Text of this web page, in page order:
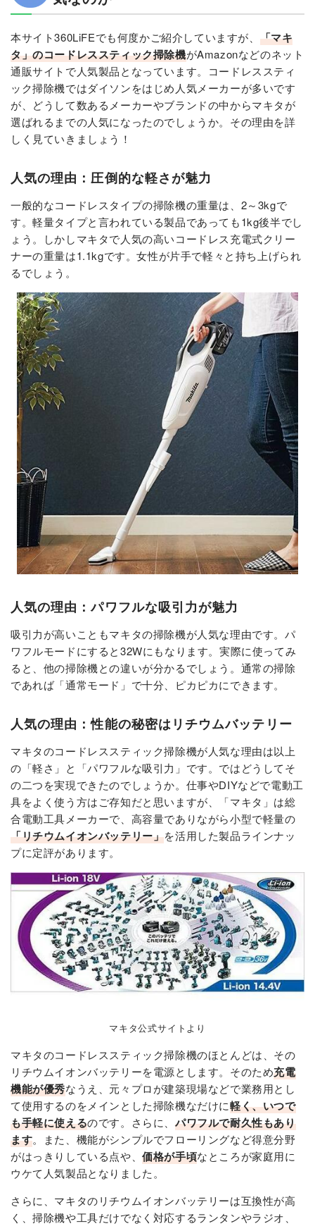
本サイト360LiFEでも何度かご紹介していますが、 「マキ
タ」のコードレススティック掃除機がAmazonなどのネット
通販サイトで人気製品となっています。コードレススティ
ック掃除機ではダイソンをはじめ人気メーカーが多いです
が、どうして数あるメーカーやブランドの中からマキタが
選ばれるまでの人気になったのでしょうか。その理由を詳
しく見ていきましょう！
人気の理由：圧倒的な軽さが魅力
一般的なコードレスタイプの掃除機の重量は、2～3kgで
す。軽量タイプと言われている製品であっても1kg後半でし
ょう。しかしマキタで人気の高いコードレス充電式クリー
ナーの重量は1.1kgです。女性が片手で軽々と持ち上げられ
るでしょう。
人気の理由：パワフルな吸引力が魅力
吸引力が高いこともマキタの掃除機が人気な理由です。パ
ワフルモードにすると32Wにもなります。実際に使ってみ
ると、他の掃除機との違いが分かるでしょう。通常の掃除
であれば「通常モード」で十分、ピカピカにできます。
人気の理由：性能の秘密はリチウムバッテリー
マキタのコードレススティック掃除機が人気な理由は以上
の「軽さ」と「パワフルな吸引力」です。ではどうしてそ
の二つを実現できたのでしょうか。仕事やDIYなどで電動工
具をよく使う方はご存知だと思いますが、「マキタ」は総
合電動工具メーカーで、高容量でありながら小型で軽量の
「リチウムイオンバッテリー」を活用した製品ラインナッ
プに定評があります。
マキタ公式サイトより
マキタのコードレススティック掃除機のほとんどは、その
リチウムイオンバッテリーを電源とします。そのため充電
機能が優秀なうえ、元々プロが建築現場などで業務用とし
て使用するのをメインとした掃除機なだけに軽く、いつで
も手軽に使えるのです。さらに、パワフルで耐久性もあり
ます。また、機能がシンプルでフローリングなど得意分野
がはっきりしている点や、価格が手頃なところが家庭用に
ウケて人気製品となりました。
さらに、マキタのリチウムイオンバッテリーは互換性が高
く、掃除機や工具だけでなく対応するランタンやラジオ、